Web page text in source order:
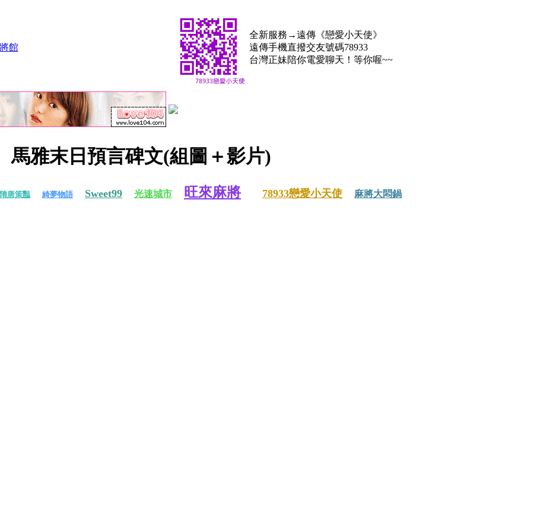
全新服務→遠傳《戀愛小天使》
遠傳手機直撥交友號碼78933
台灣正妹陪你電愛聊天！等你喔~~
馬雅末日預言碑文(組圖＋影片)
隋唐策豔 綺夢物語 Sweet99 光速城市 旺來麻將 78933戀愛小天使 麻將大悶鍋